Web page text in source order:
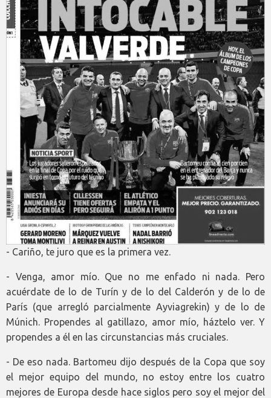
- Cariño, te juro que es la primera vez.
- Venga, amor mío. Que no me enfado ni nada. Pero
acuérdate de lo de Turín y de lo del Calderón y de lo de
París (que arregló parcialmente Ayviagrekin) y de lo de
Múnich. Propendes al gatillazo, amor mío, háztelo ver. Y
propendes a él en las circunstancias más cruciales.
- De eso nada. Bartomeu dijo después de la Copa que soy
el mejor equipo del mundo, no estoy entre los cuatro
mejores de Europa desde hace siglos pero soy el mejor del